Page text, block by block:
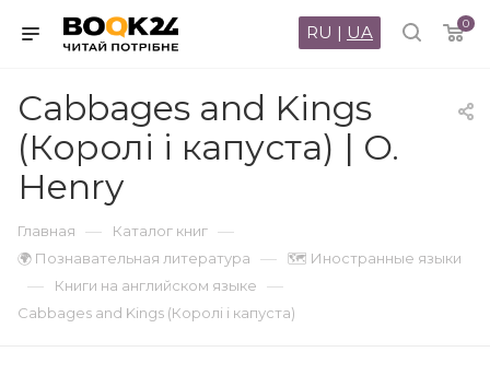
0
RU | UA
Cabbages and Kings
(Королі і капуста) | O.
Henry
Главная — Каталог книг —
🌍 Познавательная литература — 🗺 Иностранные языки
— Книги на английском языке —
Cabbages and Kings (Королі і капуста)